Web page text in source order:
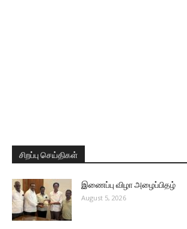
சிறப்பு செய்திகள்
இணைப்பு விழா அழைப்பிதழ்
August 5, 2026